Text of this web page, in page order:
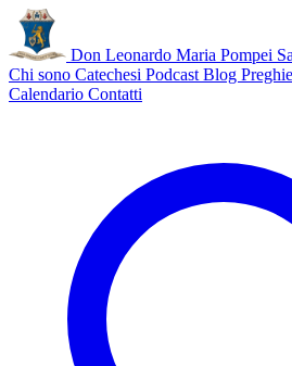
Don Leonardo Maria Pompei
Chi sono Catechesi Podcast Blog
Calendario Contatti